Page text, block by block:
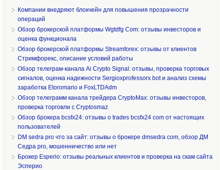
Компании внедряют блокчейн для повышения прозрачности
операций
Обзор брокерской платформы Wgtdfg Com: отзывы инвесторов и
оценка функционала
Обзор брокерской платформы Streamforex: отзывы от клиентов
Стримфорекс, описание условий работы
Обзор телеграм-канала Ai Crypto Signal: отзывы, проверка торговых
сигналов, оценка надежности Sergioxprofessorx bot и анализ схемы
заработка Etoromario и FoxLTDAdm
Обзор телеграмм канала трейдера CryptoMax: отзывы инвесторов,
проверка торговли с Cryptosmaz
Обзор брокера bcsfx24: отзывы о trades bcsfx24 com от настоящих
пользователей
DM sedra pro что за сайт: отзывы о брокере dmsedra com, обзор ДМ
Седра pro, мошенничество или нет
Брокер Esperio: отзывы реальных клиентов и проверка на скам сайта
Эсперио